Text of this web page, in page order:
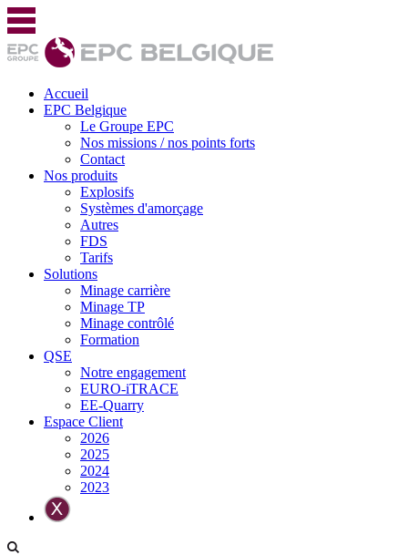
Accueil
EPC Belgique
Le Groupe EPC
Nos missions / nos points forts
Contact
Nos produits
Explosifs
Systèmes d'amorçage
Autres
FDS
Tarifs
Solutions
Minage carrière
Minage TP
Minage contrôlé
Formation
QSE
Notre engagement
EURO-iTRACE
EE-Quarry
Espace Client
2026
2025
2024
2023